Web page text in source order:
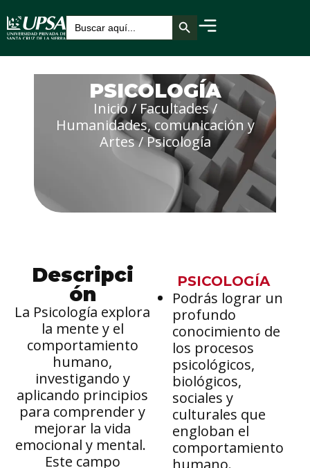
Buscar: Botón de búsqueda
PSICOLOGÍA
Inicio / Facultades/
Humanidades, comunicación y
Artes/ Psicología
Descripci
ón
La Psicología explora
la mente y el
comportamiento
humano,
investigando y
aplicando principios
para comprender y
mejorar la vida
emocional y mental.
Este campo
PSICOLOGÍA
Podrás lograr un
profundo
conocimiento de
los procesos
psicológicos,
biológicos,
sociales y
culturales que
engloban el
comportamiento
humano.